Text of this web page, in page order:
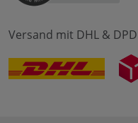
Versand mit DHL &